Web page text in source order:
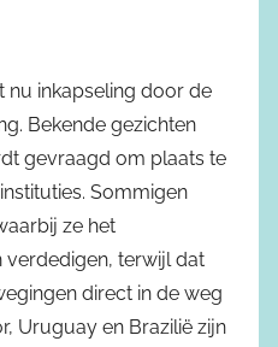
nu inkapseling door de
Bekende gezichten
gevraagd om plaats te
Sommigen
ze het
terwijl dat
direct in de weg
Uruguay en Brazilië zijn